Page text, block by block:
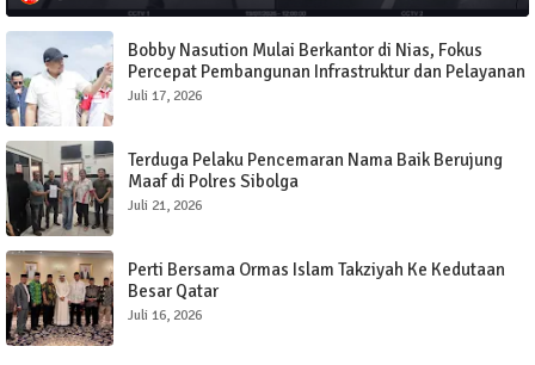
Bobby Nasution Mulai Berkantor di Nias, Fokus
Percepat Pembangunan Infrastruktur dan Pelayanan
Publik
Juli 17, 2026
Terduga Pelaku Pencemaran Nama Baik Berujung
Maaf di Polres Sibolga
Juli 21, 2026
Perti Bersama Ormas Islam Takziyah Ke Kedutaan
Besar Qatar
Juli 16, 2026